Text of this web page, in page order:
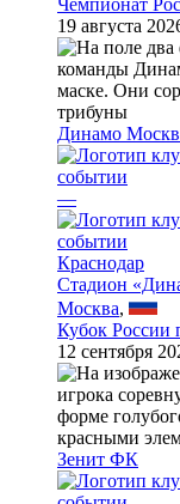
19 августа
Динамо
—
Краснодар
Стадион
Москва,
Кубок России
12 сентября
Зенит ФК